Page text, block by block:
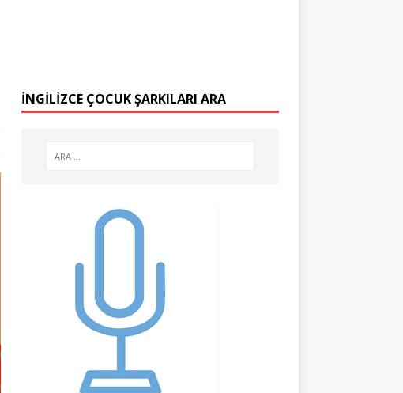
İNGILIZCE ÇOCUK ŞARKILARI ARA